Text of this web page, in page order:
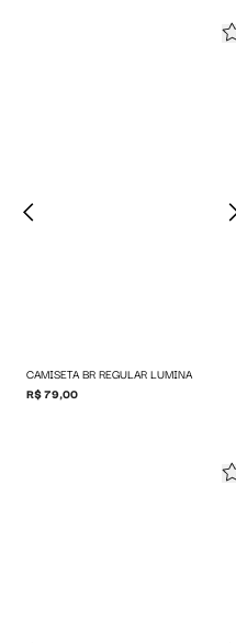
CAMISETA BR REGULAR LUMINA
R$ 79,00